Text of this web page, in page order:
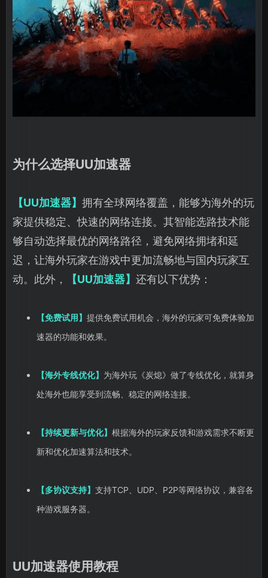
为什么选择UU加速器
【UU加速器】 拥有全球网络覆盖，能够为海外的玩
家提供稳定、快速的网络连接。其智能选路技术能
够自动选择最优的网络路径，避免网络拥堵和延
迟，让海外玩家在游戏中更加流畅地与国内玩家互
动。此外，
【UU加速器】 还有以下优势：
【免费试用】 提供免费试用机会，海外的玩家可免费体验加
速器的功能和效果。
【海外专线优化】 为海外玩《炭熄》做了专线优化，就算身
处海外也能享受到流畅、稳定的网络连接。
【持续更新与优化】 根据海外的玩家反馈和游戏需求不断更
新和优化加速算法和技术。
【多协议支持】 支持TCP、UDP、P2P等网络协议，兼容各
种游戏服务器。
UU加速器使用教程